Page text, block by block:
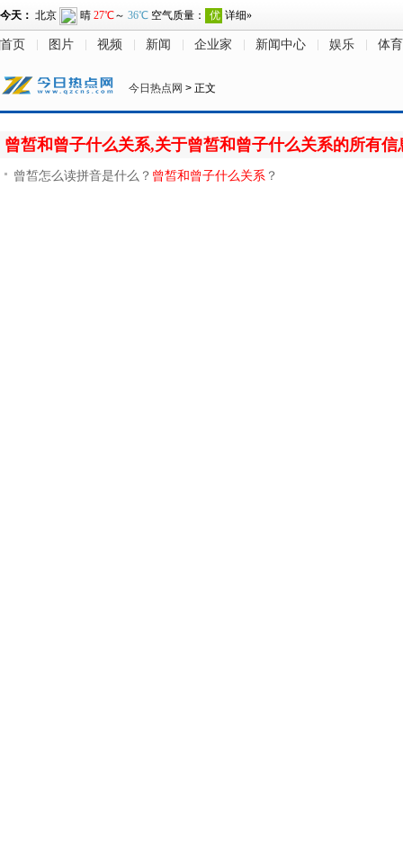
首页 图片 视频 新闻 企业家 新闻中心 娱乐 体育
今日热点网 > 正文
曾皙和曾子什么关系,关于曾皙和曾子什么关系的所有信
曾皙怎么读拼音是什么？ 曾皙和曾子什么关系 ？